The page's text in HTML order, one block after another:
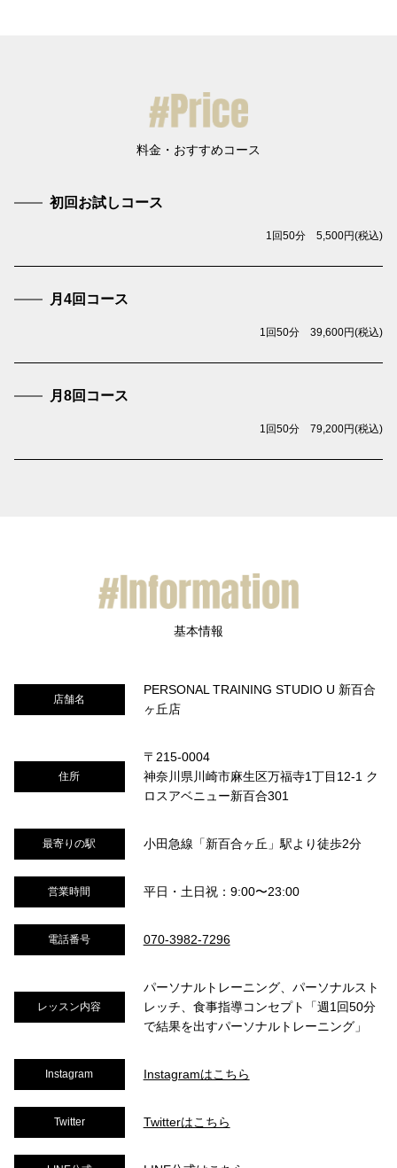
初回お試しコース
1回50分 5,500円(税込)
月4回コース
1回50分 39,600円(税込)
月8回コース
1回50分 79,200円(税込)
店舗名
PERSONAL TRAINING STUDIO U 新百合
ヶ丘店
住所
〒215-0004
神奈川県川崎市麻生区万福寺1丁目12-1 ク
ロスアベニュー新百合301
最寄りの駅 小田急線「新百合ヶ丘」駅より徒歩2分
営業時間 平日・土日祝：9:00〜23:00
電話番号 070-3982-7296
レッスン内容
パーソナルトレーニング、パーソナルスト
レッチ、食事指導コンセプト「週1回50分
で結果を出すパーソナルトレーニング」
Instagram Instagramはこちら
Twitter Twitterはこちら